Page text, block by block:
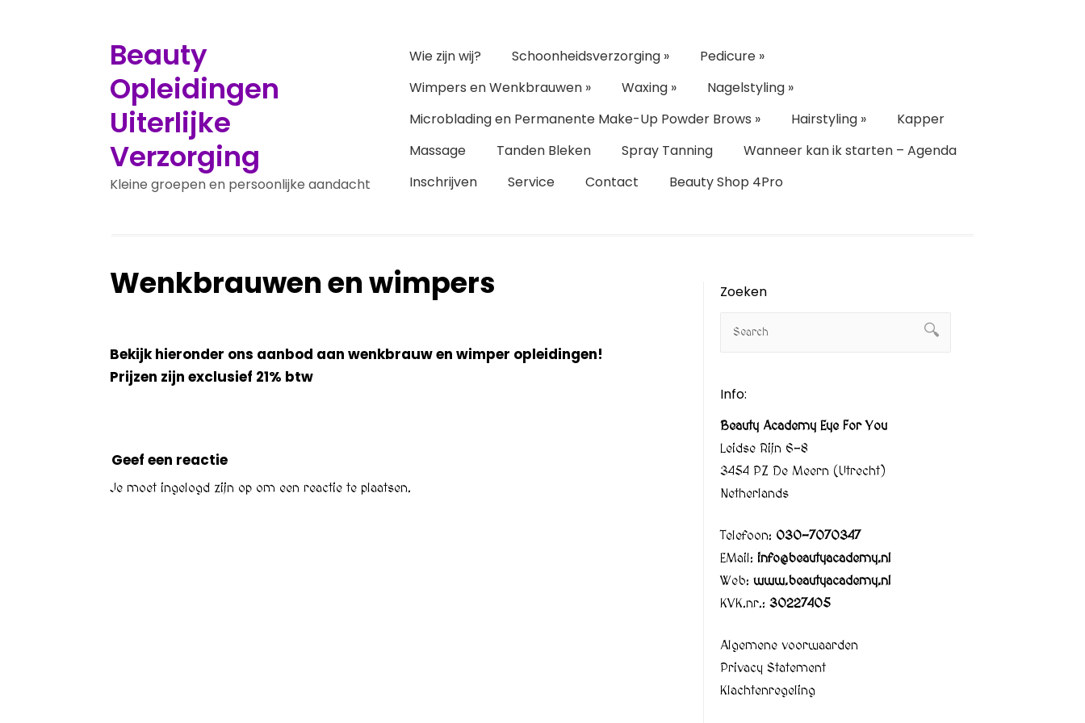
Beauty
Opleidingen
Uiterlijke
Verzorging
Kleine groepen en persoonlijke aandacht
Wie zijn wij? Schoonheidsverzorging» Pedicure»
Wimpers en Wenkbrauwen» Waxing» Nagelstyling»
Microblading en Permanente Make-Up Powder Brows » Hairstyling»
Kapper
Massage
Tanden Bleken Spray Tanning
Wanneer kan ik starten – Agenda
Inschrijven
Service Contact Beauty Shop 4Pro
Wenkbrauwen en wimpers
Bekijk hieronder ons aanbod aan wenkbrauw en wimper opleidingen!
Prijzen zijn exclusief 21% btw
Geef een reactie
Je moet ingelogd zijn opom een reactie te plaatsen.
Zoeken
Info:
Beauty Academy Eye For You
Leidse Rijn 6-8
3454 PZ De Meern (Utrecht)
Netherlands
Telefoon: 030-7070347
EMail: info@beautyacademy.nl
Web: www.beautyacademy.nl
KVK.nr.: 30227405
Algemene voorwaarden
Privacy Statement
Klachtenregeling